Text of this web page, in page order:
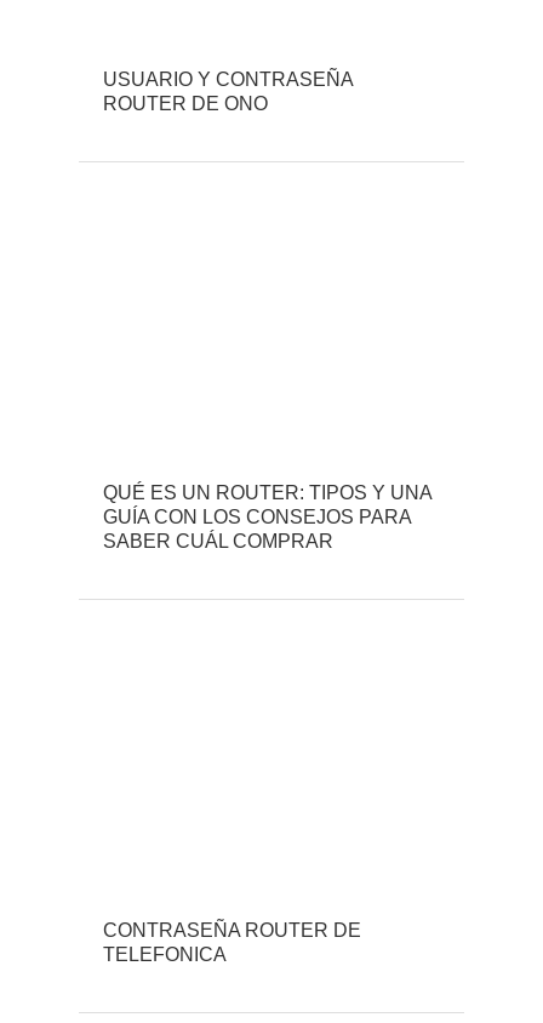
USUARIO Y CONTRASEÑA
ROUTER DE ONO
QUÉ ES UN ROUTER: TIPOS Y UNA
GUÍA CON LOS CONSEJOS PARA
SABER CUÁL COMPRAR
CONTRASEÑA ROUTER DE
TELEFONICA